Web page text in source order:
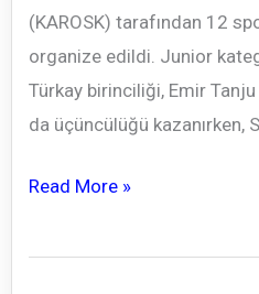
(KAROSK) tarafından 12
organize edildi. Junior
Türkay birinciliği, Emir
da üçüncülüğü kazanırken,
Kış
Geride
Read More »